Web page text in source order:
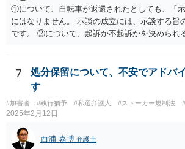
①について、自転車が返還されたとしても、「
にはなりません。 示談の成立には、示談する旨
です。 ②について、起訴か不起訴かを決められ
ますが、警察官の個人的な見立てに過ぎません
に、示談を行うとすれば少しでも早い方がいい
待って、ということは通常しません。 ④につい
いうことであれば、弁護士に依頼され、弁護士
被害者の連絡先を教えてもらえないかとお願い
最終的に応じるかは被害者の意向次第ですが、
者の情報を伝えるというのはなかなか応じても
が、 弁護士限りで、などと条件を付けることで
7
処分保留について、不安でアドバ
す
#加害者 #執行猶予 #私選弁護人 #ストーカー規制法
2025年2月12日
西浦 嘉博 弁護士